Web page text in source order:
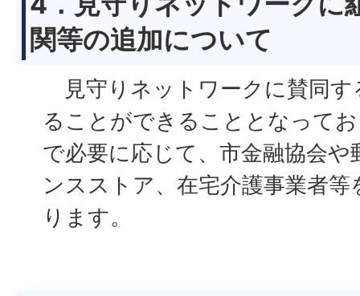
関等の追加について
見守りネットワークに賛同す
ることができることとなって
で必要に応じて、市金融協会
ンスストア、在宅介護事業者
ります。